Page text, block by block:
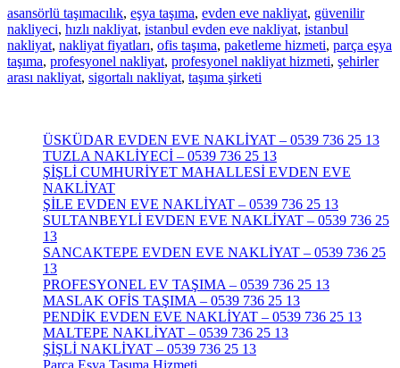
asansörlü taşımacılık, eşya taşıma, evden eve nakliyat, güvenilir
nakliyeci, hızlı nakliyat, istanbul evden eve nakliyat, istanbul
nakliyat, nakliyat fiyatları, ofis taşıma, paketleme hizmeti, parça eşya
taşıma, profesyonel nakliyat, profesyonel nakliyat hizmeti, şehirler
arası nakliyat, sigortalı nakliyat, taşıma şirketi
ÜSKÜDAR EVDEN EVE NAKLİYAT – 0539 736 25 13
TUZLA NAKLİYECİ – 0539 736 25 13
ŞİŞLİ CUMHURİYET MAHALLESİ EVDEN EVE
NAKLİYAT
ŞİLE EVDEN EVE NAKLİYAT – 0539 736 25 13
SULTANBEYLİ EVDEN EVE NAKLİYAT – 0539 736 25
13
SANCAKTEPE EVDEN EVE NAKLİYAT – 0539 736 25
13
PROFESYONEL EV TAŞIMA – 0539 736 25 13
MASLAK OFİS TAŞIMA – 0539 736 25 13
PENDİK EVDEN EVE NAKLİYAT – 0539 736 25 13
MALTEPE NAKLİYAT – 0539 736 25 13
ŞİŞLİ NAKLİYAT – 0539 736 25 13
Parça Eşya Taşıma Hizmeti